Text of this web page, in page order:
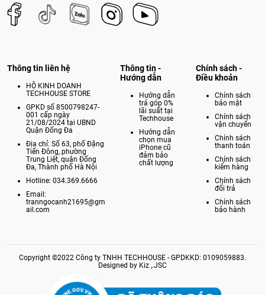
Thông tin liên hệ
HỘ KINH DOANH
TECHHOUSE STORE
GPKD số 8500798247-
001 cấp ngày
21/08/2024 tại UBND
Quận Đống Đa
Địa chỉ: Số 63, phố Đặng
Tiến Đông, phường
Trung Liệt, quận Đống
Đa, Thành phố Hà Nội
Hotline: 034.369.6666
Email:
tranngocanh21695@gm
ail.com
Thông tin -
Hướng dẫn
Hướng dẫn
trả góp 0%
lãi suất tại
Techhouse
Hướng dẫn
chọn mua
iPhone cũ
đảm bảo
chất lượng
Chính sách -
Điều khoản
Chính sách
bảo mật
Chính sách
vận chuyển
Chính sách
thanh toán
Chính sách
kiểm hàng
Chính sách
đổi trả
Chính sách
bảo hành
Copyright ©2022 Công ty TNHH TECHHOUSE - GPDKKD: 0109059883.
Designed by Kiz ,.JSC